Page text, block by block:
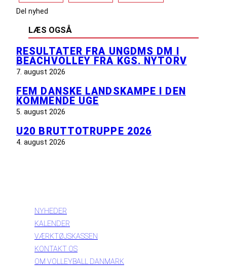
Del nyhed
LÆS OGSÅ
RESULTATER FRA UNGDMS DM I
BEACHVOLLEY FRA KGS. NYTORV
7. august 2026
FEM DANSKE LANDSKAMPE I DEN
KOMMENDE UGE
5. august 2026
U20 BRUTTOTRUPPE 2026
4. august 2026
NYHEDER
KALENDER
VÆRKTØJSKASSEN
KONTAKT OS
OM VOLLEYBALL DANMARK